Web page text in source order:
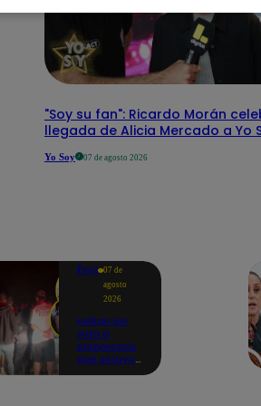
"Soy su fan": Ricardo Morán
llegada de Alicia Mercado a Yo
Yo Soy 07 de agosto 2026
Perú 07 de
agosto
2026
Hallan sin
vida a
empresario
que estuvo